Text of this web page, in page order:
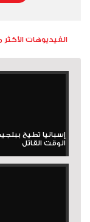
الفيديوهات
إسبانيا تطيح
الوقت القاتل